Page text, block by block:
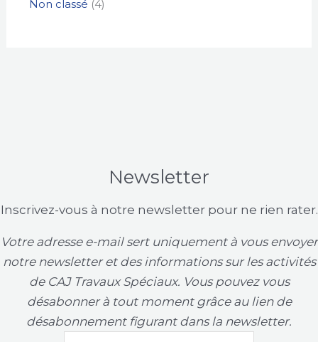
Non classé 4
Newsletter
Inscrivez-vous à notre newsletter pour ne rien rater.
Votre adresse e-mail sert uniquement à vous envoyer
notre newsletter et des informations sur les activités
de CAJ Travaux Spéciaux. Vous pouvez vous
désabonner à tout moment grâce au lien de
désabonnement figurant dans la newsletter.